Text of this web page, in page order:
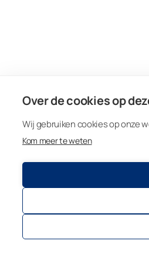
Over de cookies op
Wij gebruiken cookies op onze
Kom meer te weten